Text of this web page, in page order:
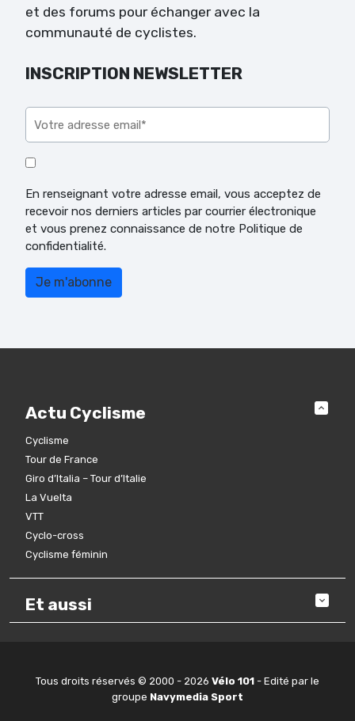
et des forums pour échanger avec la
communauté de cyclistes.
INSCRIPTION NEWSLETTER
En renseignant votre adresse email, vous acceptez de
recevoir nos derniers articles par courrier électronique
et vous prenez connaissance de notre Politique de
confidentialité.
Actu Cyclisme
Cyclisme
Tour de France
Giro d’Italia – Tour d’Italie
La Vuelta
VTT
Cyclo-cross
Cyclisme féminin
Et aussi
Tous droits réservés © 2000 - 2026 Vélo 101 - Edité par le
groupe Navymedia Sport